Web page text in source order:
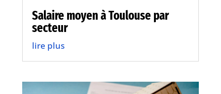
Salaire moyen à Toulouse par
secteur
lire plus